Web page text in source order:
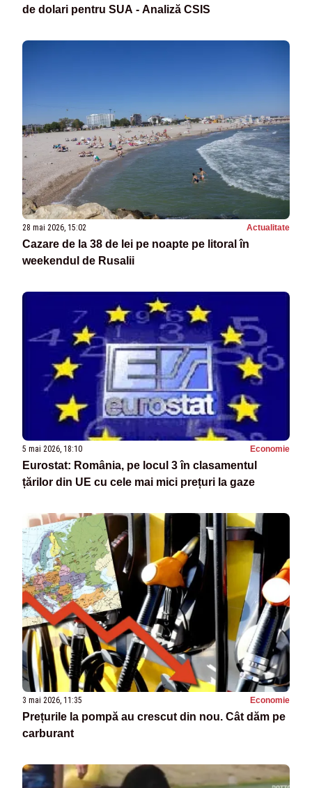
de dolari pentru SUA - Analiză CSIS
28 mai 2026, 15:02 Actualitate
Cazare de la 38 de lei pe noapte pe litoral în
weekendul de Rusalii
5 mai 2026, 18:10 Economie
Eurostat: România, pe locul 3 în clasamentul
țărilor din UE cu cele mai mici prețuri la gaze
3 mai 2026, 11:35 Economie
Prețurile la pompă au crescut din nou. Cât dăm pe
carburant